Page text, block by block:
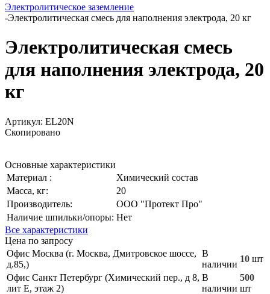
Электролитическое заземление
-Электролитическая смесь для наполнения электрода, 20 кг
Электролитическая смесь
для наполнения электрода, 20
кг
Артикул: EL20N
Скопировано
Основные характеристики
Материал :
Химический состав
Масса, кг:
20
Производитель:
ООО "Протект Про"
Наличие шпильки/опоры: Нет
Все характеристики
Цена по запросу
Офис Москва (г. Москва, Дмитровское шоссе,
д.85,)
В
наличии
10 шт
Офис Санкт Петербург (Химический пер., д 8,
лит Е, этаж 2)
В
наличии
500
шт